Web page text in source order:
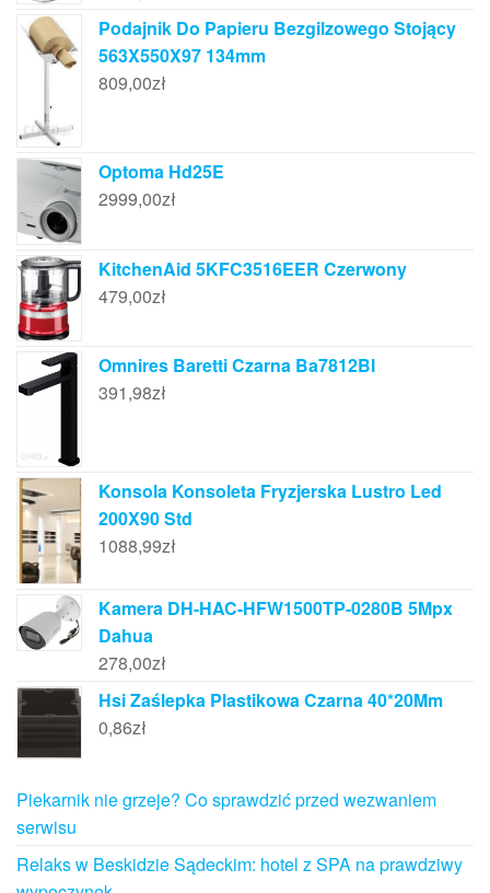
Podajnik Do Papieru Bezgilzowego Stojący
563X550X97 134mm
809,00zł
Optoma Hd25E
2999,00zł
KitchenAid 5KFC3516EER Czerwony
479,00zł
Omnires Baretti Czarna Ba7812Bl
391,98zł
Konsola Konsoleta Fryzjerska Lustro Led
200X90 Std
1088,99zł
Kamera DH-HAC-HFW1500TP-0280B 5Mpx
Dahua
278,00zł
Hsi Zaślepka Plastikowa Czarna 40*20Mm
0,86zł
Piekarnik nie grzeje? Co sprawdzić przed wezwaniem
serwisu
Relaks w Beskidzie Sądeckim: hotel z SPA na prawdziwy